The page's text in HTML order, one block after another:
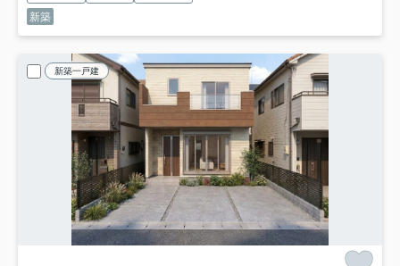
新築
新築一戸建